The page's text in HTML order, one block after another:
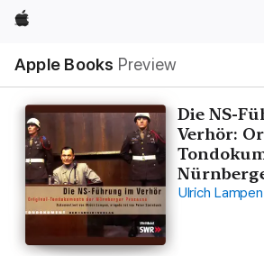
Apple
Apple Books Preview
Nav
Open
Menu
Die NS-
Verhör:
Ulrich Lampen